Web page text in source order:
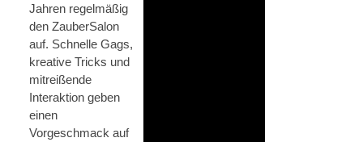
Jahren regelmäßig
den ZauberSalon
auf. Schnelle Gags,
kreative Tricks und
mitreißende
Interaktion geben
einen
Vorgeschmack auf